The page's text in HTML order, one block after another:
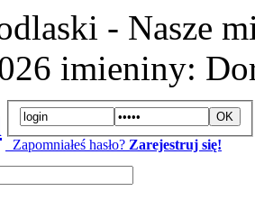
- Nasze
imieniny:
Zapomniałeś hasło? Zarejestruj się!